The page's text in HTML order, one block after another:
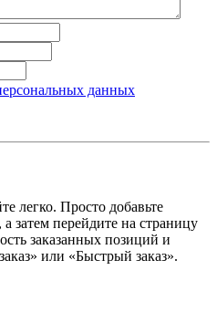
данных
легко. Просто добавьте
затем перейдите на страницу
заказанных позиций и
или «Быстрый заказ».